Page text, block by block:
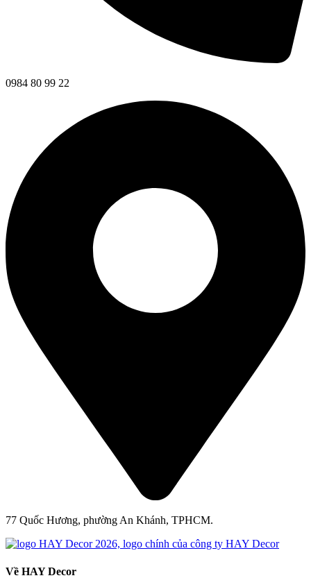
0984 80 99 22
77 Quốc Hương, phường An Khánh, TPHCM.
Về HAY Decor